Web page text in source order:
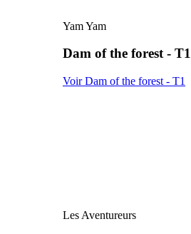
Yam Yam
Dam of the forest - T1
Voir Dam of the forest - T1
Les Aventureurs